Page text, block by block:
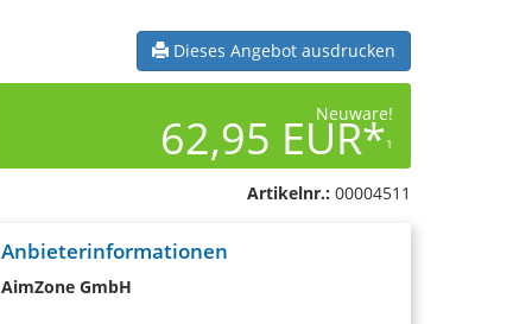
Dieses Angebot ausdrucken
Neuware!
62,95 EUR*1
Artikelnr.: 00004511
Anbieterinformationen
AimZone GmbH